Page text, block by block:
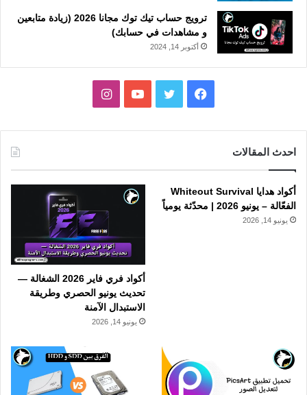
ترويج حساب تيك توك مجانا 2026 (زيادة متابعين
و مشاهدات في حسابك)
أكتوبر 14, 2024
فيسبوك تويتر يوتيوبانستقرام
احدث المقالات
أكواد هدايا Whiteout Survival
الفعّالة – يونيو 2026 | محدّثة يومياً
يونيو 14, 2026
أكواد فري فاير 2026 الشغالة —
تحديث يونيو الحصري وطريقة
الاستبدال الآمنة
يونيو 14, 2026